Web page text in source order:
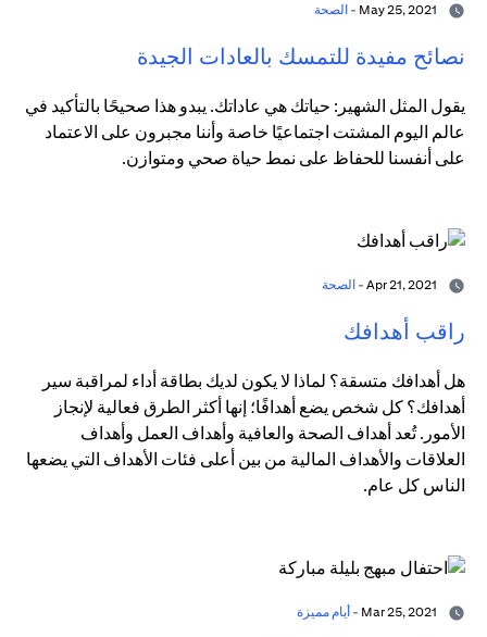
الصحة
نصائح مفيدة للتمسك بالعادات الجيدة
يقول المثل الشهير: حياتك هي عاداتك. يبدو هذا صحيحًا بالتأكيد في
عالم اليوم المشتت اجتماعيًا خاصة وأننا مجبرون على الاعتماد
على أنفسنا للحفاظ على نمط حياة صحي ومتوازن.
الصحة
راقب أهدافك
هل أهدافك متسقة؟ لماذا لا يكون لديك بطاقة أداء لمراقبة سير
أهدافك؟ كل شخص يضع أهدافًا؛ إنها أكثر الطرق فعالية لإنجاز
الأمور. تُعد أهداف الصحة والعافية وأهداف العمل وأهداف
العلاقات والأهداف المالية من بين أعلى فئات الأهداف التي يضعها
الناس كل عام.
أيام مميزة